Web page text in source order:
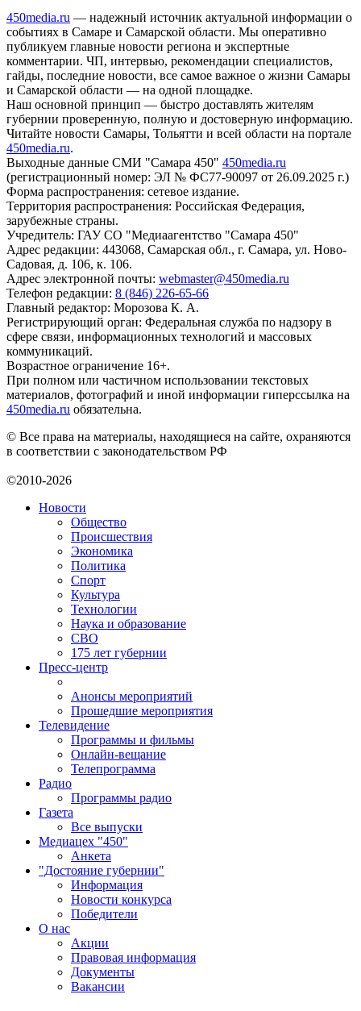
450media.ru — надежный источник актуальной информации о
событиях в Самаре и Самарской области. Мы оперативно
публикуем главные новости региона и экспертные
комментарии. ЧП, интервью, рекомендации специалистов,
гайды, последние новости, все самое важное о жизни Самары
и Самарской области — на одной площадке.
Наш основной принцип — быстро доставлять жителям
губернии проверенную, полную и достоверную информацию.
Читайте новости Самары, Тольятти и всей области на портале
450media.ru.
Выходные данные СМИ "Самара 450" 450media.ru
(регистрационный номер: ЭЛ № ФС77-90097 от 26.09.2025 г.)
Форма распространения: сетевое издание.
Территория распространения: Российская Федерация,
зарубежные страны.
Учредитель: ГАУ СО "Медиаагентство "Самара 450"
Адрес редакции: 443068, Самарская обл., г. Самара, ул. Ново-
Садовая, д. 106, к. 106.
Адрес электронной почты: webmaster@450media.ru
Телефон редакции: 8 (846) 226-65-66
Главный редактор: Морозова К. А.
Регистрирующий орган: Федеральная служба по надзору в
сфере связи, информационных технологий и массовых
коммуникаций.
Возрастное ограничение 16+.
При полном или частичном использовании текстовых
материалов, фотографий и иной информации гиперссылка на
450media.ru обязательна.
© Все права на материалы, находящиеся на сайте, охраняются
в соответствии с законодательством РФ
©2010-2026
Новости
Общество
Происшествия
Экономика
Политика
Спорт
Культура
Технологии
Наука и образование
СВО
175 лет губернии
Пресс-центр
Анонсы мероприятий
Прошедшие мероприятия
Телевидение
Программы и фильмы
Онлайн-вещание
Телепрограмма
Радио
Программы радио
Газета
Все выпуски
Медиацех "450"
Анкета
"Достояние губернии"
Информация
Новости конкурса
Победители
О нас
Акции
Правовая информация
Документы
Вакансии